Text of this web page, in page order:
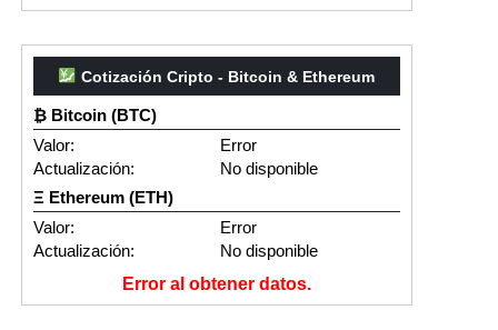
Cotización Cripto - Bitcoin & Ethereum
₿ Bitcoin (BTC)
Valor:
Error
Actualización:
No disponible
Ξ Ethereum (ETH)
Valor:
Error
Actualización:
No disponible
Error al obtener datos.